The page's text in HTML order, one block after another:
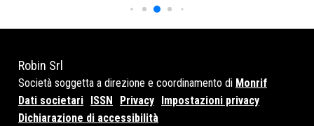
Robin Srl
Società soggetta a direzione e coordinamento di Monrif
Dati societari
ISSN Privacy
Impostazioni privacy
Dichiarazione di accessibilità